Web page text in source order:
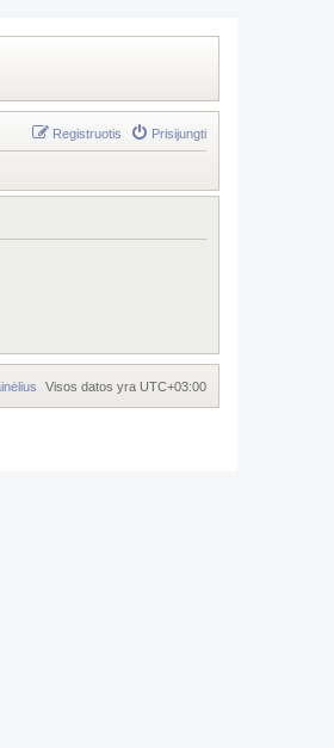
Prisijungti
Registruotis
Visos datos yra UTC+03:00